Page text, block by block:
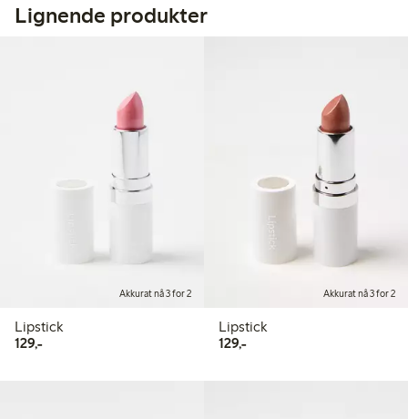
Lignende produkter
Akkurat nå 3 for 2
Lipstick
129,-129,00 kr
Akkurat nå 3 for 2
Lipstick
129,-129,00 kr